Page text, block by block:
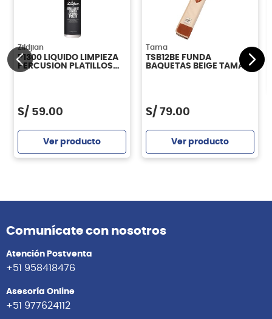
Zildjian
P1300 LIQUIDO LIMPIEZA
PERCUSION PLATILLOS
ZILDJIAN
S/ 59.00
Ver producto
Tama
TSB12BE FUNDA
BAQUETAS BEIGE TAMA
S/ 79.00
Ver producto
Comunícate con nosotros
Atención Postventa
+51 958418476
Asesoría Online
+51 977624112